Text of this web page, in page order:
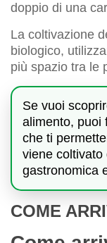
doppio di una
La coltivazione
biologico,
più spazio tra le
Se vuoi
alimento, puoi
che ti
viene coltivato
gastronomica
COME